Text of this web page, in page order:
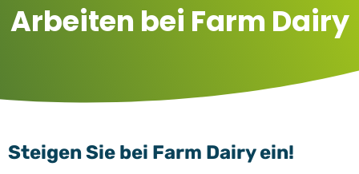
Arbeiten bei Farm Dairy
Steigen Sie bei Farm Dairy ein!